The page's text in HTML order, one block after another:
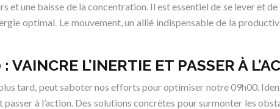
et une baisse de la concentration. Il est essentiel de se lever et
optimal. Le mouvement, un allié indispensable de la
L’INERTIE ET PASSER À
tard, peut saboter nos efforts pour optimiser notre 09h00.
à l’action. Des solutions concrètes pour surmonter les